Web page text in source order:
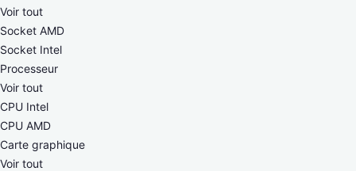
Voir tout
Socket AMD
Socket Intel
Processeur
Voir tout
CPU Intel
CPU AMD
Carte graphique
Voir tout